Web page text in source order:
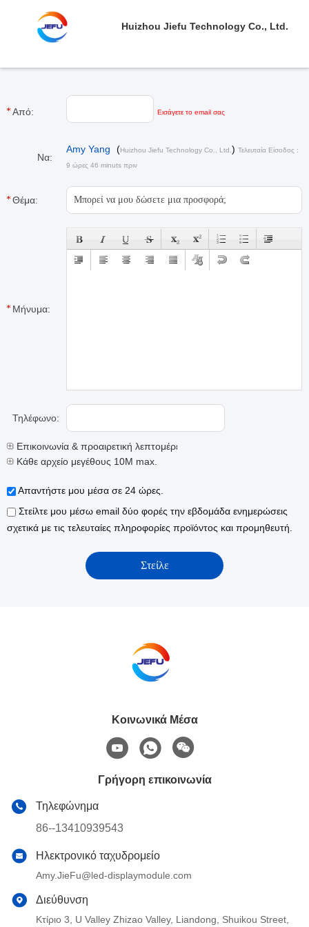
Huizhou Jiefu Technology Co., Ltd.
Από: Εισάγετε το email σας
Να:
Amy Yang (Huizhou Jiefu Technology Co., Ltd. ) Τελευταία Είσοδος :
9 ώρες 46 minuts πριν
Θέμα:
Μήνυμα:
Τηλέφωνο:
Επικοινωνία & προαιρετική λεπτομέρειες
Κάθε αρχείο μεγέθους 10M max.
Απαντήστε μου μέσα σε 24 ώρες.
Στείλτε μου μέσω email δύο φορές την εβδομάδα ενημερώσεις
σχετικά με τις τελευταίες πληροφορίες προϊόντος και προμηθευτή.
Κοινωνικά Μέσα
Γρήγορη επικοινωνία
Τηλεφώνημα
86--13410939543
Ηλεκτρονικό ταχυδρομείο
Amy.JieFu@led-displaymodule.com
Διεύθυνση
Κτίριο 3, U Valley Zhizao Valley, Liandong, Shuikou Street,